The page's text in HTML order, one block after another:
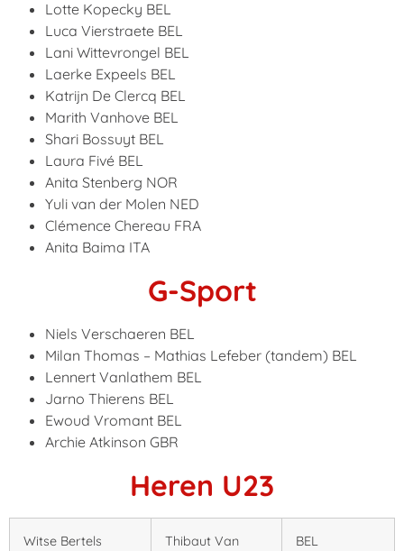
Lotte Kopecky BEL
Luca Vierstraete BEL
Lani Wittevrongel BEL
Laerke Expeels BEL
Katrijn De Clercq BEL
Marith Vanhove BEL
Shari Bossuyt BEL
Laura Fivé BEL
Anita Stenberg NOR
Yuli van der Molen NED
Clémence Chereau FRA
Anita Baima ITA
G-Sport
Niels Verschaeren BEL
Milan Thomas – Mathias Lefeber (tandem) BEL
Lennert Vanlathem BEL
Jarno Thierens BEL
Ewoud Vromant BEL
Archie Atkinson GBR
Heren U23
Witse Bertels
Thibaut Van
BEL